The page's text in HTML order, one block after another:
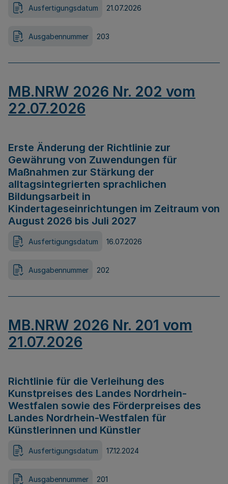
Ausfertigungsdatum 21.07.2026
Ausgabennummer 203
MB.NRW 2026 Nr. 202 vom
22.07.2026
Erste Änderung der Richtlinie zur
Gewährung von Zuwendungen für
Maßnahmen zur Stärkung der
alltagsintegrierten sprachlichen
Bildungsarbeit in
Kindertageseinrichtungen im Zeitraum von
August 2026 bis Juli 2027
Ausfertigungsdatum 16.07.2026
Ausgabennummer 202
MB.NRW 2026 Nr. 201 vom
21.07.2026
Richtlinie für die Verleihung des
Kunstpreises des Landes Nordrhein-
Westfalen sowie des Förderpreises des
Landes Nordrhein-Westfalen für
Künstlerinnen und Künstler
Ausfertigungsdatum 17.12.2024
Ausgabennummer 201